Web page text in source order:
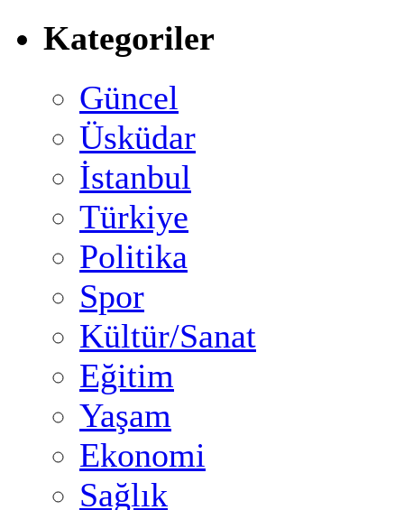
Kategoriler
Güncel
Üsküdar
İstanbul
Türkiye
Politika
Spor
Kültür/Sanat
Eğitim
Yaşam
Ekonomi
Sağlık